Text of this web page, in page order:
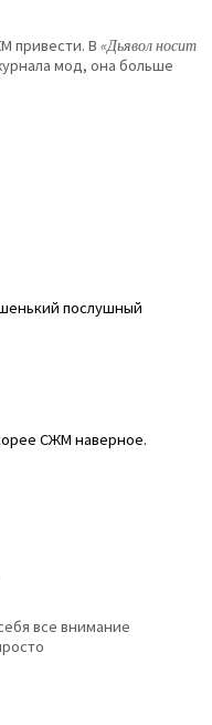
привести. В «Дьявол носит
мод, она больше
послушный
СЖМ наверное.
все внимание